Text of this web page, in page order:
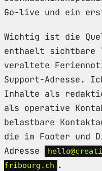
Go-live und ein
Wichtig ist die
enthaelt sichtbare
veraltete
Support-Adresse.
Inhalte als
als operative
belastbare
die im Footer und
Adresse
fribourg.ch .